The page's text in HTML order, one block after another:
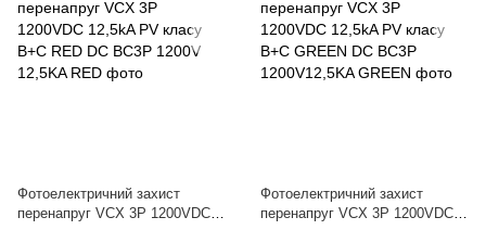
Фотоелектричний захист
перенапруг VCX 3P 1200VDC
Фотоелектричний захист
перенапруг VCX 3P 1200VDC